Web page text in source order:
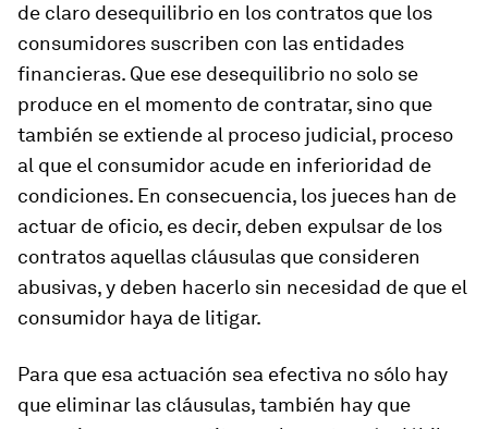
de claro desequilibrio en los contratos que los
consumidores suscriben con las entidades
financieras. Que ese desequilibrio no solo se
produce en el momento de contratar, sino que
también se extiende al proceso judicial, proceso
al que el consumidor acude en inferioridad de
condiciones. En consecuencia, los jueces han de
actuar de oficio, es decir, deben expulsar de los
contratos aquellas cláusulas que consideren
abusivas, y deben hacerlo sin necesidad de que el
consumidor haya de litigar.
Para que esa actuación sea efectiva no sólo hay
que eliminar las cláusulas, también hay que